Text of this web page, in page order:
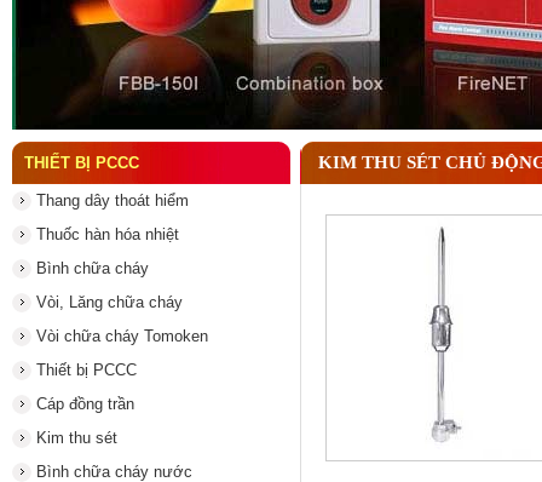
THIẾT BỊ PCCC
Thang dây thoát hiểm
Thuốc hàn hóa nhiệt
Bình chữa cháy
Vòi, Lăng chữa cháy
Vòi chữa cháy Tomoken
Thiết bị PCCC
Cáp đồng trần
Kim thu sét
Bình chữa cháy nước
KIM THU SÉT CHỦ